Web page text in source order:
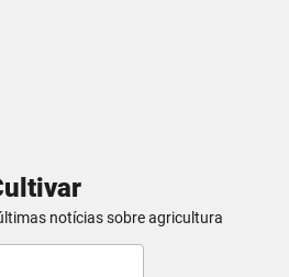
notícias sobre agricultura